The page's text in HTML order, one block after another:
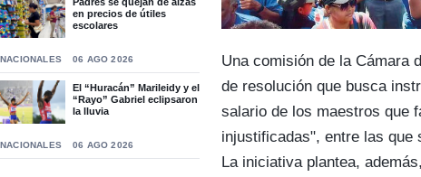
en precios de útiles
escolares
NACIONALES 06 AGO 2026
El “Huracán” Marileidy y el
“Rayo” Gabriel eclipsaron
la lluvia
NACIONALES 06 AGO 2026
Una comisión de la Cámara
de resolución que busca
salario de los maestros que
injustificadas", entre las que
La iniciativa plantea,